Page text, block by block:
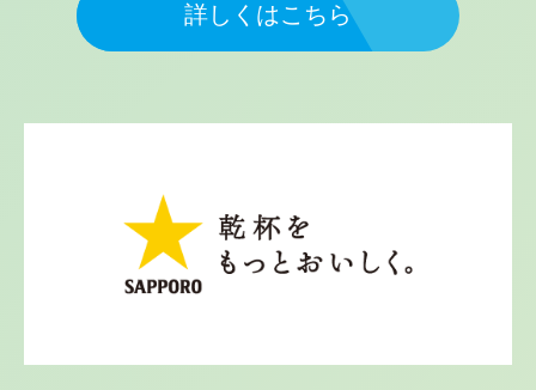
詳しくはこちら